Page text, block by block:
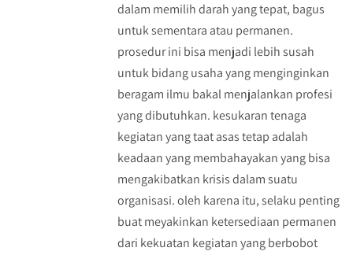
dalam memilih darah yang tepat, bagus
untuk sementara atau permanen.
prosedur ini bisa menjadi lebih susah
untuk bidang usaha yang menginginkan
beragam ilmu bakal menjalankan profesi
yang dibutuhkan. kesukaran tenaga
kegiatan yang taat asas tetap adalah
keadaan yang membahayakan yang bisa
mengakibatkan krisis dalam suatu
organisasi. oleh karena itu, selaku penting
buat meyakinkan ketersediaan permanen
dari kekuatan kegiatan yang berbobot